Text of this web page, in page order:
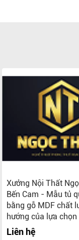
Xưởng Nội Thất
Bến Cam - Mẫu tủ
bằng gỗ MDF chất
hướng của lựa chọn
Liên hệ